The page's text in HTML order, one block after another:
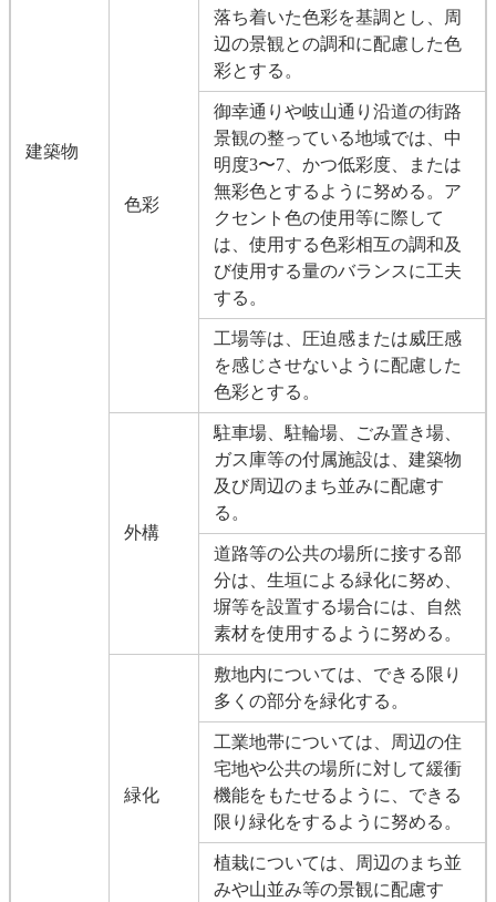
建築物
色彩
落ち着いた色彩を基調とし、周
辺の景観との調和に配慮した色
彩とする。
御幸通りや岐山通り沿道の街路
景観の整っている地域では、中
明度3〜7、かつ低彩度、または
無彩色とするように努める。ア
クセント色の使用等に際して
は、使用する色彩相互の調和及
び使用する量のバランスに工夫
する。
工場等は、圧迫感または威圧感
を感じさせないように配慮した
色彩とする。
外構
駐車場、駐輪場、ごみ置き場、
ガス庫等の付属施設は、建築物
及び周辺のまち並みに配慮す
る。
道路等の公共の場所に接する部
分は、生垣による緑化に努め、
塀等を設置する場合には、自然
素材を使用するように努める。
緑化
敷地内については、できる限り
多くの部分を緑化する。
工業地帯については、周辺の住
宅地や公共の場所に対して緩衝
機能をもたせるように、できる
限り緑化をするように努める。
植栽については、周辺のまち並
みや山並み等の景観に配慮す